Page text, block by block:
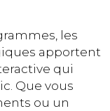
les
apportent
qui
Que vous
ou un